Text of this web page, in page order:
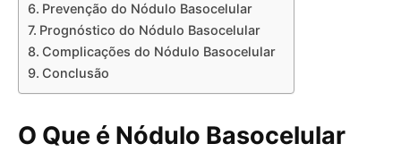
Prevenção do Nódulo Basocelular
Prognóstico do Nódulo Basocelular
Complicações do Nódulo Basocelular
Conclusão
O Que é Nódulo Basocelular